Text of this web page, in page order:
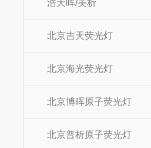
浩天晖/美析
北京吉天荧光灯
北京海光荧光灯
北京博晖原子荧光灯
北京普析原子荧光灯